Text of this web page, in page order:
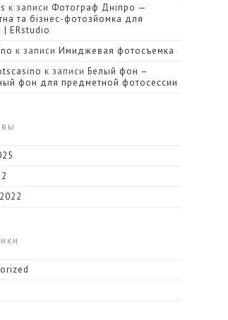
к записи Фотограф Дніпро —
та бізнес-фотозйомка для
| ERstudio
к записиИмиджевая фотосъемка
к записиБелый фон –
фон для предметной фотосессии